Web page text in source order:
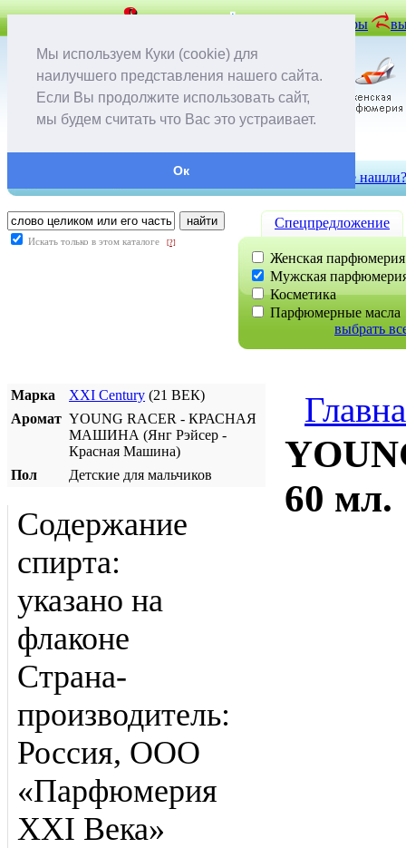
Мы используем Куки (cookie) для
наилучшего представления нашего сайта.
Если Вы продолжите использовать сайт,
мы будем считать что Вас это устраивает.
Ок
отложенные товары
доставка и оплата не нашли?
Искать только в этом каталоге [?]
Cпецпредложение
Женская парфюмерия
Мужская
Косметика
Парфюмерные масла
выбрать
Марка XXI Century (21 ВЕК)
Аромат YOUNG RACER - КРАСНАЯ
МАШИНА (Янг Рэйсер -
Красная Машина)
Пол
Детские для мальчиков
Содержание
спирта:
указано на
флаконе
Страна-
производитель:
Россия, ООО
«Парфюмерия
XXI Века»
60 мл.